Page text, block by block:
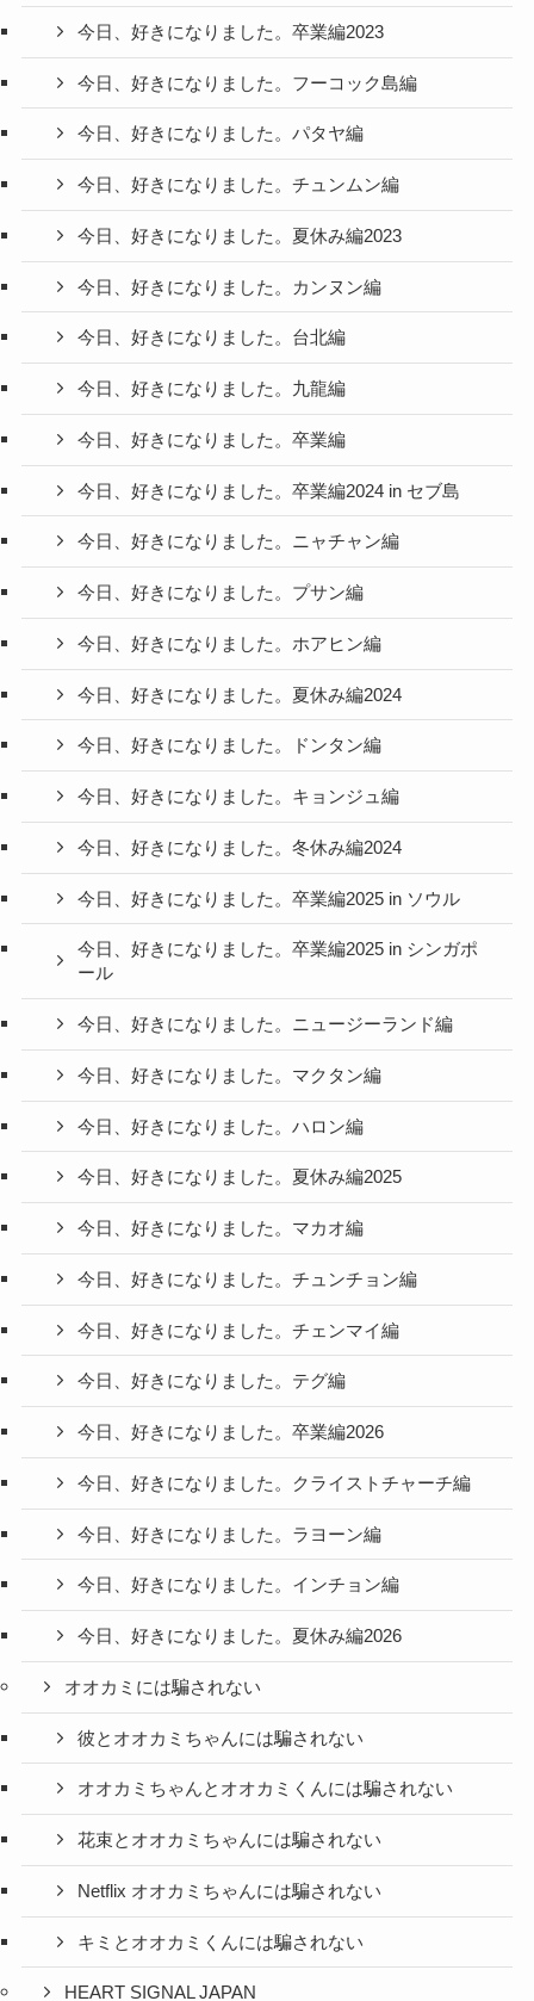
今日、好きになりました。卒業編2023
今日、好きになりました。フーコック島編
今日、好きになりました。パタヤ編
今日、好きになりました。チュンムン編
今日、好きになりました。夏休み編2023
今日、好きになりました。カンヌン編
今日、好きになりました。台北編
今日、好きになりました。九龍編
今日、好きになりました。卒業編
今日、好きになりました。卒業編2024 in セブ島
今日、好きになりました。ニャチャン編
今日、好きになりました。プサン編
今日、好きになりました。ホアヒン編
今日、好きになりました。夏休み編2024
今日、好きになりました。ドンタン編
今日、好きになりました。キョンジュ編
今日、好きになりました。冬休み編2024
今日、好きになりました。卒業編2025 in ソウル
今日、好きになりました。卒業編2025 in シンガポ
ール
今日、好きになりました。ニュージーランド編
今日、好きになりました。マクタン編
今日、好きになりました。ハロン編
今日、好きになりました。夏休み編2025
今日、好きになりました。マカオ編
今日、好きになりました。チュンチョン編
今日、好きになりました。チェンマイ編
今日、好きになりました。テグ編
今日、好きになりました。卒業編2026
今日、好きになりました。クライストチャーチ編
今日、好きになりました。ラヨーン編
今日、好きになりました。インチョン編
今日、好きになりました。夏休み編2026
オオカミには騙されない
彼とオオカミちゃんには騙されない
オオカミちゃんとオオカミくんには騙されない
花束とオオカミちゃんには騙されない
Netflix オオカミちゃんには騙されない
キミとオオカミくんには騙されない
HEART SIGNAL JAPAN